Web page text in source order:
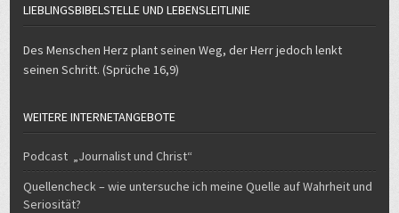
LIEBLINGSBIBELSTELLE UND LEBENSLEITLINIE
Des Menschen Herz plant seinen Weg, der Herr jedoch lenkt
seinen Schritt. (Sprüche 16,9)
WEITERE INTERNETANGEBOTE
Podcast „Journalist und Christ“
Quellencheck – wie untersuche ich meine Quelle auf Wahrheit und
Seriosität?